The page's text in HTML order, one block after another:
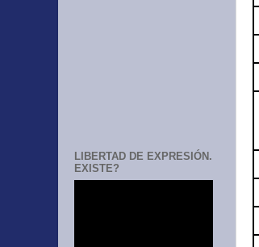
LIBERTAD DE EXPRESIÓN.
EXISTE?